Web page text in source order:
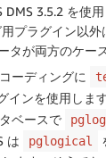
3.5.2 を使用
プラグイン以
タが両方のケー
ーディングに
インを使用します
ベースで
は
pglogical